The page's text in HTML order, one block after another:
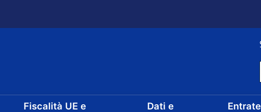
Fiscalità UE e Dati e Entrate